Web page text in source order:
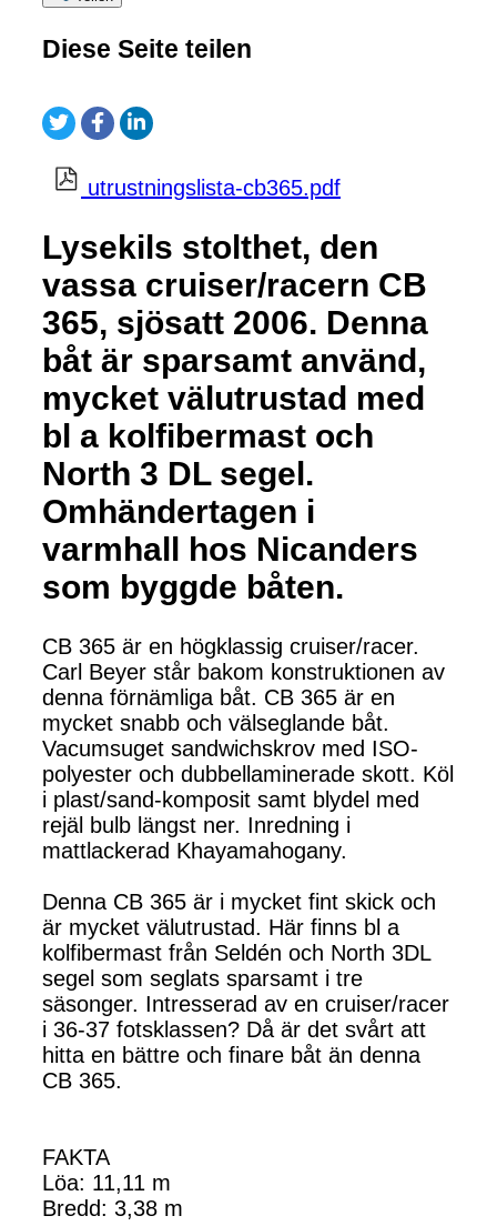
Diese Seite teilen
utrustningslista-cb365.pdf
Lysekils stolthet, den
vassa cruiser/racern CB
365, sjösatt 2006. Denna
båt är sparsamt använd,
mycket välutrustad med
bl a kolfibermast och
North 3 DL segel.
Omhändertagen i
varmhall hos Nicanders
som byggde båten.
CB 365 är en högklassig cruiser/racer.
Carl Beyer står bakom konstruktionen av
denna förnämliga båt. CB 365 är en
mycket snabb och välseglande båt.
Vacumsuget sandwichskrov med ISO-
polyester och dubbellaminerade skott. Köl
i plast/sand-komposit samt blydel med
rejäl bulb längst ner. Inredning i
mattlackerad Khayamahogany.
Denna CB 365 är i mycket fint skick och
är mycket välutrustad. Här finns bl a
kolfibermast från Seldén och North 3DL
segel som seglats sparsamt i tre
säsonger. Intresserad av en cruiser/racer
i 36-37 fotsklassen? Då är det svårt att
hitta en bättre och finare båt än denna
CB 365.
FAKTA
Löa: 11,11 m
Bredd: 3,38 m